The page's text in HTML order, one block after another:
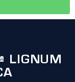
LIGNUM